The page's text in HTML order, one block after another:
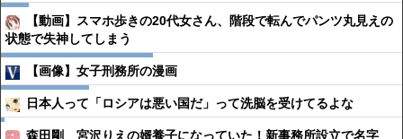
【動画】スマホ歩きの20代女さん、階段で転んでパンツ丸見えの
状態で失神してしまう
【画像】女子刑務所の漫画
日本人って「ロシアは悪い国だ」って洗脳を受けてるよな
森田剛 宮沢りえの婿養子になっていた！新事務所設立で名字